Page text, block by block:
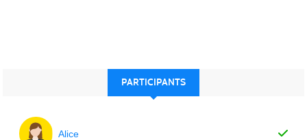
PARTICIPANTS
Alice